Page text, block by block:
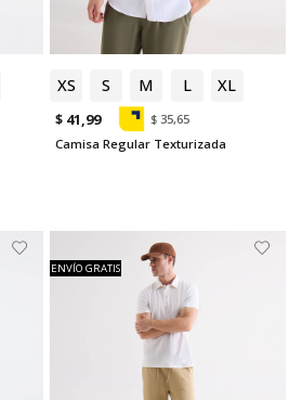
XS S M L XL
$ 41,99
$ 35,65
Camisa Regular Texturizada
ENVÍO GRATIS